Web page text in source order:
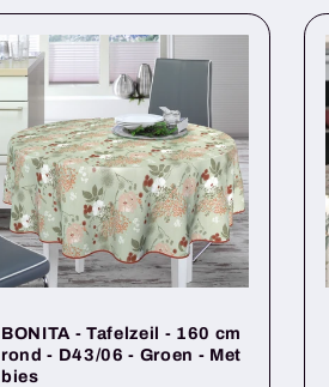
BONITA - Tafelzeil - 160 cm
rond - D43/06 - Groen - Met
bies